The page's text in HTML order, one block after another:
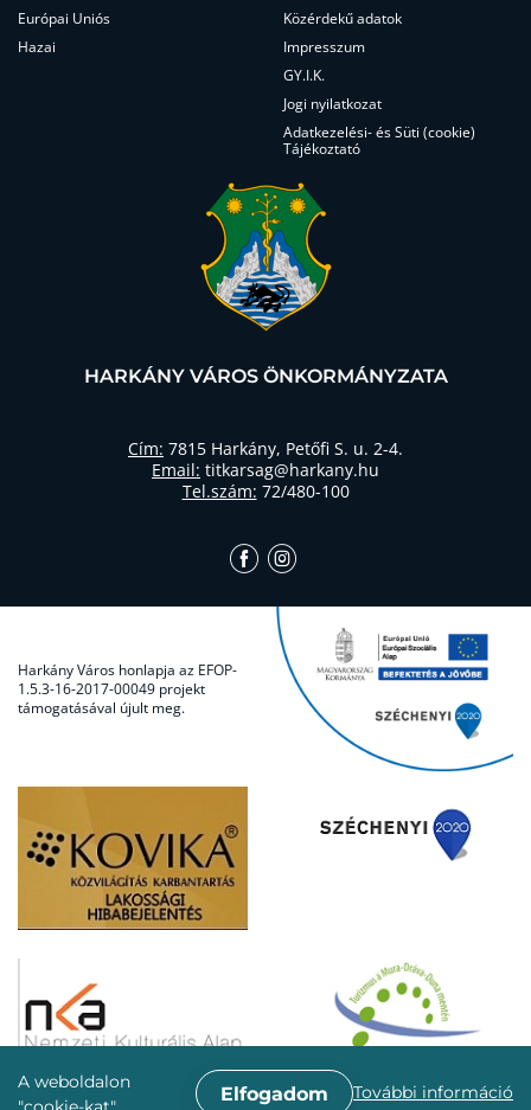
A weboldalon
Elfogadom További információ
Európai Uniós
Hazai
Közérdekű adatok
Impresszum
GY.I.K.
Jogi nyilatkozat
Adatkezelési- és Süti (cookie)
Tájékoztató
HARKÁNY VÁROS ÖNKORMÁNYZATA
Cím: 7815 Harkány, Petőfi S. u. 2-4.
Email: titkarsag@harkany.hu
Tel.szám: 72/480-100
Harkány Város honlapja az EFOP-
1.5.3-16-2017-00049 projekt
támogatásával újult meg.